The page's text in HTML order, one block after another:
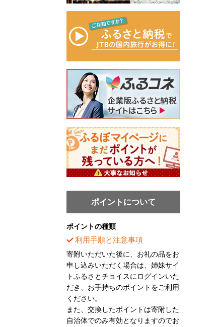
ポイントについて
ポイントの種類
利用手順と注意事項
寄附いただいた後に、お礼の品をお
申し込みいただく場合は、姉妹サイ
トふるさとチョイスにログインいた
だき、お手持ちのポイントをご利用
ください。
また、交換したポイントは寄附した
自治体でのみ有効となりますのでお